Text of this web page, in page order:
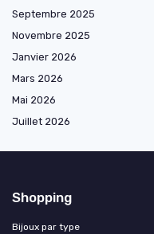
Septembre 2025
Novembre 2025
Janvier 2026
Mars 2026
Mai 2026
Juillet 2026
Shopping
Bijoux par type